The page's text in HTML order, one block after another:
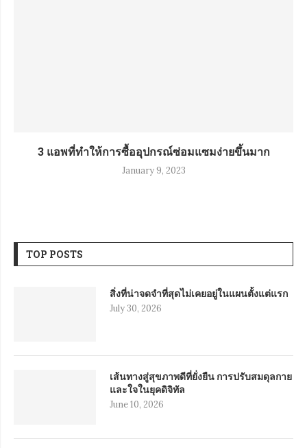
3 แอพที่ทำให้การซื้ออุปกรณ์ซ่อมแซมง่ายขึ้นมาก
January 9, 2023
TOP POSTS
สิ่งที่น่าจดจำที่สุดไม่เคยอยู่ในแผนตั้งแต่แรก
July 30, 2026
เส้นทางสู่สุขภาพดีที่ยั่งยืน การปรับสมดุลกาย
และใจในยุคดิจิทัล
June 10, 2026